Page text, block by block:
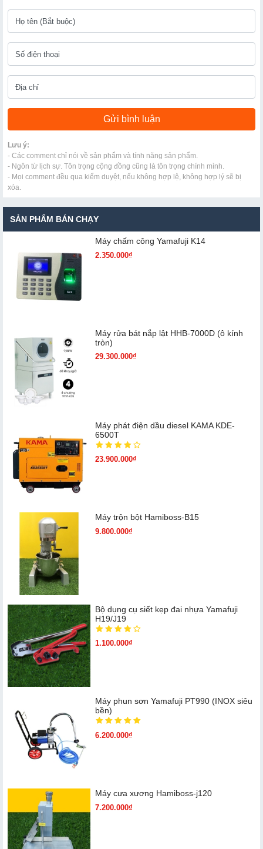
Lưu ý:
- Các comment chỉ nói về sản phẩm và tính năng sản phẩm.
- Ngôn từ lịch sự. Tôn trọng cộng đồng cũng là tôn trọng chính mình.
- Mọi comment đều qua kiểm duyệt, nếu không hợp lệ, không hợp lý sẽ bị
xóa.
SẢN PHẨM BÁN CHẠY
Máy chấm cô​ng Yamafuji K14
2.350.000₫
Máy rửa bát nắp lật HHB-7000D (ô kính
tròn)
29.300.000₫
Máy phát điện dầu diesel KAMA KDE-
6500T
23.900.000₫
Máy trộn bột Hamiboss-B15
9.800.000₫
Bộ dụng cụ siết kẹp đai nhựa Yamafuji
H19/J19
1.100.000₫
Máy phun sơn Yamafuji PT990 (INOX siêu
bền)
6.200.000₫
Máy cưa xương Hamiboss-j120
7.200.000₫